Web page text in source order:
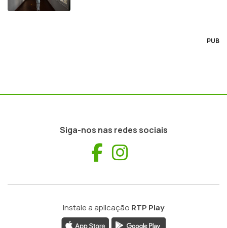
PUB
Siga-nos nas redes sociais
Facebook
Instale a aplicação RTP Play